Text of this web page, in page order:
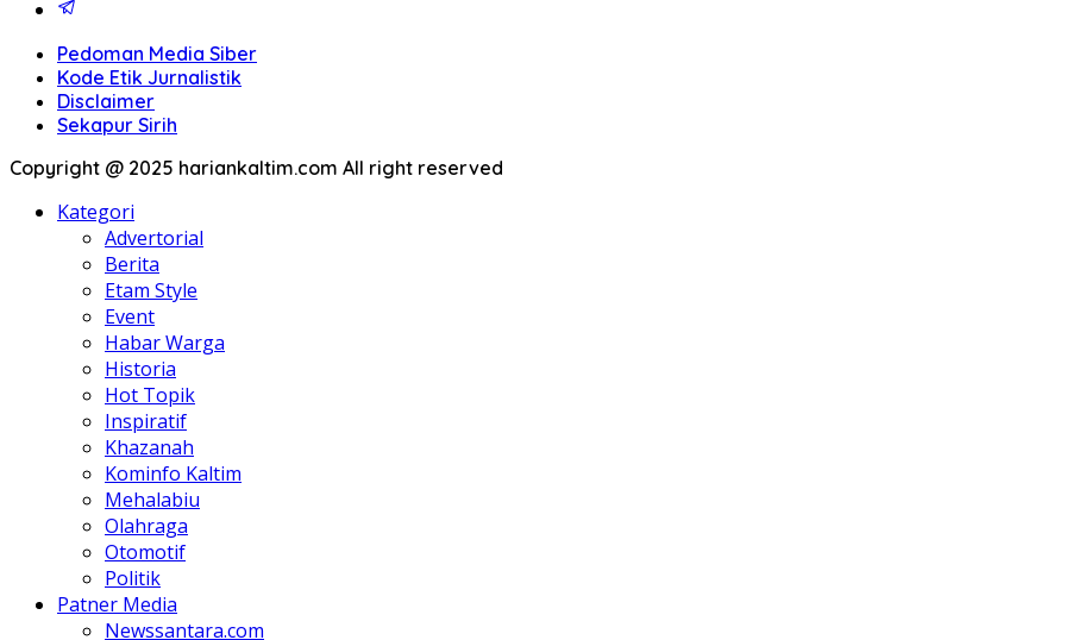
Pedoman Media Siber
Kode Etik Jurnalistik
Disclaimer
Sekapur Sirih
Copyright @ 2025 hariankaltim.com All right reserved
Kategori
Advertorial
Berita
Etam Style
Event
Habar Warga
Historia
Hot Topik
Inspiratif
Khazanah
Kominfo Kaltim
Mehalabiu
Olahraga
Otomotif
Politik
Patner Media
Newssantara.com